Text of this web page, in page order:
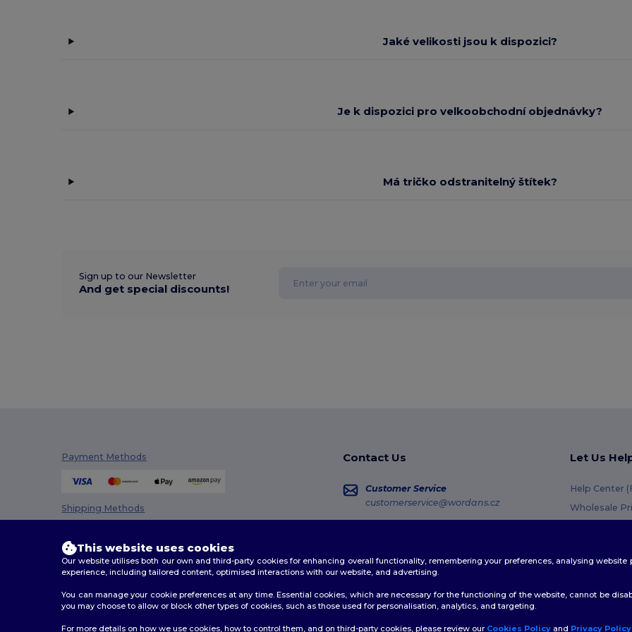
Jaké velikosti jsou k dispozici?
Je k dispozici pro velkoobchodní objednávky?
Má tričko odstranitelný štítek?
Sign up to our Newsletter
And get special discounts!
Payment Methods
Shipping Methods
Contact Us
Customer Service
customerservice@wordans.cz
Order Tracking
Let Us
Help Center
Wholesale
Coupon
2026. All Rights Reserved
This website uses cookies
Our website utilises both our own and third-party cookies for enhancing overall functionality, remembering your preferences, analysing
experience, including tailored content, optimised interactions with our website, and advertising.
You can manage your cookie preferences at any time. Essential cookies, which are necessary for the functioning of the website, cannot be
you may choose to allow or block other types of cookies, such as those used for personalisation, analytics, and targeting.
For more details on how we use cookies, how to control them, and on third-party cookies, please review our Cookies Policy and Privacy Policy